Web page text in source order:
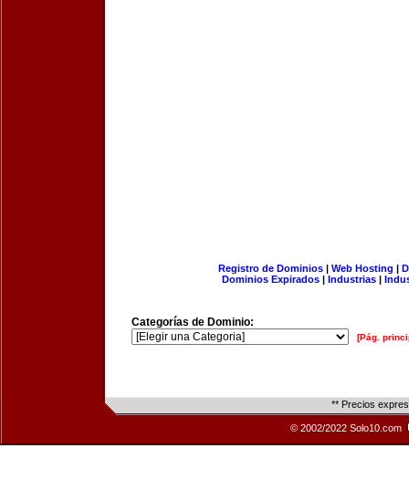
Registro de Dominios| Web Hosting |
Dominios Expirados | Industrias |
Categorías de Dominio:
[Pág.
** Precios
© 2002/2022 Solo10.com